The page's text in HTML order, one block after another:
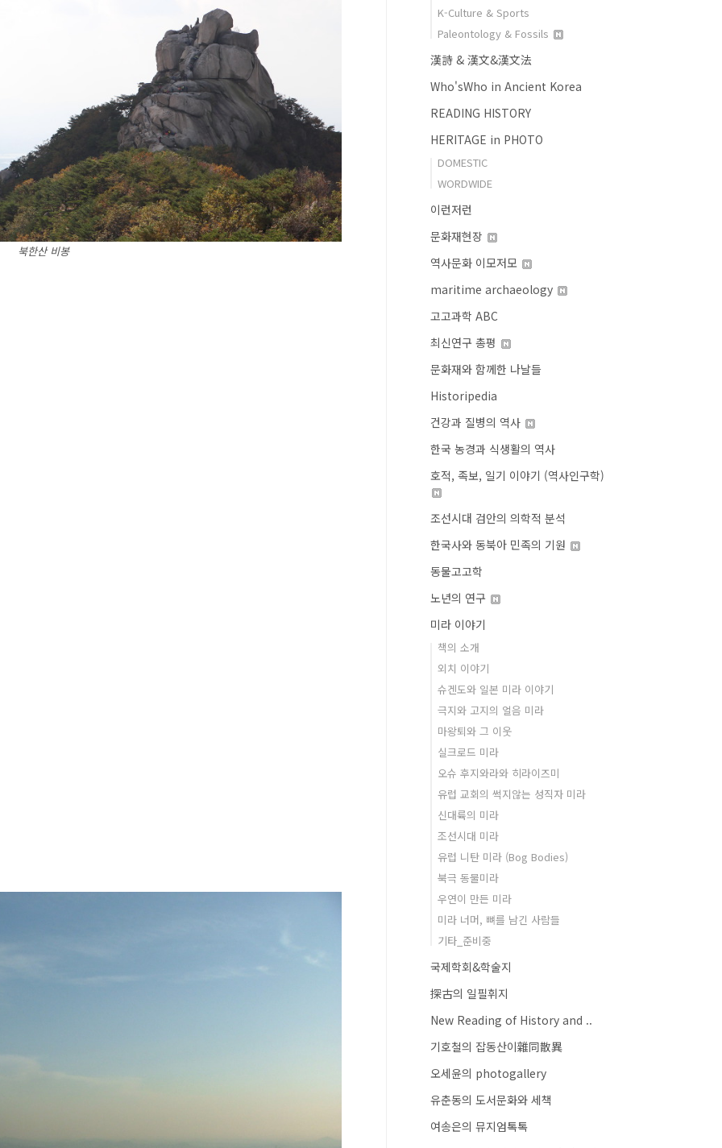
북한산 비봉
K-Culture & Sports
Paleontology & Fossils
漢詩 & 漢文&漢文法
Who'sWho in Ancient Korea
READING HISTORY
HERITAGE in PHOTO
DOMESTIC
WORDWIDE
이런저런
문화재현장
역사문화 이모저모
maritime archaeology
고고과학 ABC
최신연구 총평
문화재와 함께한 나날들
Historipedia
건강과 질병의 역사
한국 농경과 식생활의 역사
호적, 족보, 일기 이야기 (역사인구학)
조선시대 검안의 의학적 분석
한국사와 동북아 민족의 기원
동물고고학
노년의 연구
미라 이야기
책의 소개
외치 이야기
슈겐도와 일본 미라 이야기
극지와 고지의 얼음 미라
마왕퇴와 그 이웃
실크로드 미라
오슈 후지와라와 히라이즈미
유럽 교회의 썩지않는 성직자 미라
신대륙의 미라
조선시대 미라
유럽 니탄 미라 (Bog Bodies)
북극 동물미라
우연이 만든 미라
미라 너머, 뼈를 남긴 사람들
기타_준비중
국제학회&학술지
探古의 일필휘지
New Reading of History and ..
기호철의 잡동산이雜同散異
오세윤의 photogallery
유춘동의 도서문화와 세책
여송은의 뮤지엄톡톡